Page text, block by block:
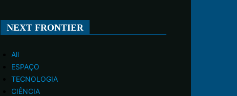
NEXT FRONTIER
All
ESPAÇO
TECNOLOGIA
CIÊNCIA